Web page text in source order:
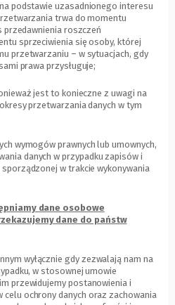
podstawie uzasadnionego interesu
trwa do momentu
przedawnienia roszczeń
sprzeciwienia się osoby, której
przetwarzaniu – w sytuacjach, gdy
prawa przysługuje;
jest to konieczne z uwagi na
przetwarzania danych w tym
wymogów prawnych lub umownych,
danych w przypadku zapisów i
w trakcie wykonywania
dane osobowe
dane do państw
wyłącznie gdy zezwalają nam na
w stosownej umowie
przewidujemy postanowienia i
celu ochrony danych oraz zachowania